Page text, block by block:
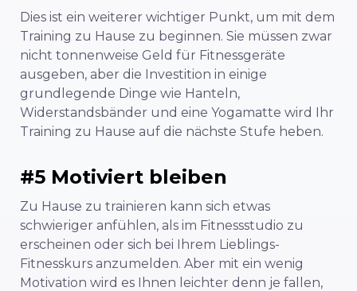
Dies ist ein weiterer wichtiger Punkt, um mit dem
Training zu Hause zu beginnen. Sie müssen zwar
nicht tonnenweise Geld für Fitnessgeräte
ausgeben, aber die Investition in einige
grundlegende Dinge wie Hanteln,
Widerstandsbänder und eine Yogamatte wird Ihr
Training zu Hause auf die nächste Stufe heben.
#5 Motiviert bleiben
Zu Hause zu trainieren kann sich etwas
schwieriger anfühlen, als im Fitnessstudio zu
erscheinen oder sich bei Ihrem Lieblings-
Fitnesskurs anzumelden. Aber mit ein wenig
Motivation wird es Ihnen leichter denn je fallen,